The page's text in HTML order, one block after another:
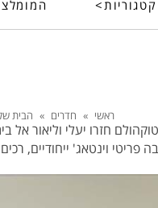
קטגוריות>
ראשי » חדרים » הבית
חזרו יעלי
וינטאג' ייחודיים, רכים